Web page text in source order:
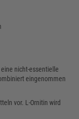
nicht-essentielle
eingenommen
vor. L-Ornitin wird